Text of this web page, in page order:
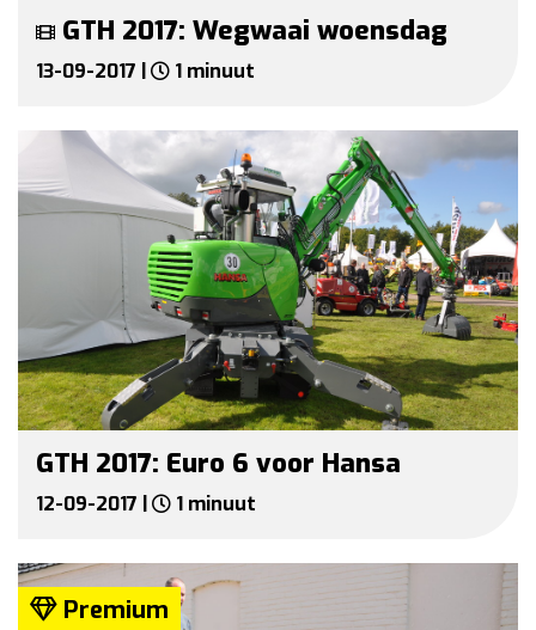
GTH 2017: Wegwaai woensdag
13-09-2017 | 1 minuut
GTH 2017: Euro 6 voor Hansa
12-09-2017 | 1 minuut
Premium